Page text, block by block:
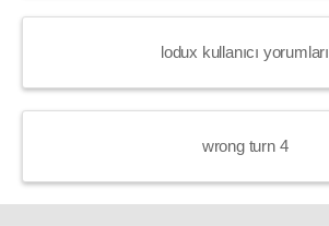
lodux kullanıcı yorumları
wrong turn 4